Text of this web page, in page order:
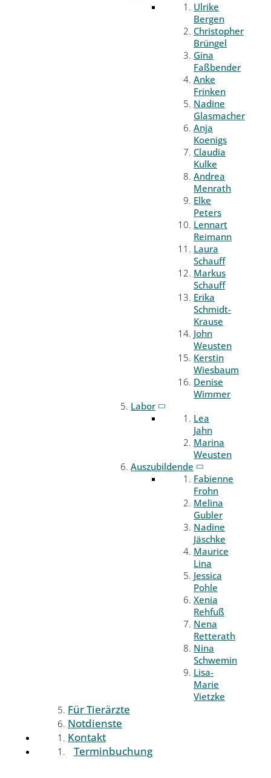
Ulrike
Bergen
Christopher
Brüngel
Gina
Faßbender
Anke
Frinken
Nadine
Glasmacher
Anja
Koenigs
Claudia
Kulke
Andrea
Menrath
Elke
Peters
Lennart
Reimann
Laura
Schauff
Markus
Schauff
Erika
Schmidt-
Krause
John
Weusten
Kerstin
Wiesbaum
Denise
Wimmer
Labor
Lea
Jahn
Marina
Weusten
Auszubildende
Fabienne
Frohn
Melina
Gubler
Nadine
Jäschke
Maurice
Lina
Jessica
Pohle
Xenia
Rehfuß
Nena
Retterath
Nina
Schwemin
Lisa-
Marie
Vietzke
Für Tierärzte
Notdienste
Kontakt
Terminbuchung